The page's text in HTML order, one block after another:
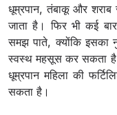
धूम्रपान, तंबाकू और शराब
जाता है। फिर भी कई
समझ पाते, क्योंकि इसका
स्वस्थ महसूस कर सकता है
धूम्रपान महिला की
सकता है।